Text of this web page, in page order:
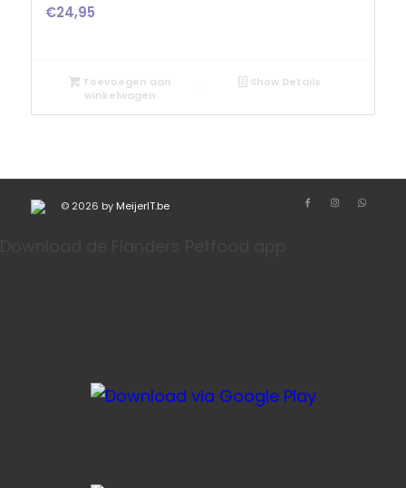
€24,95
Toevoegen aan
winkelwagen
Show Details
© 2026 by MeijerIT.be